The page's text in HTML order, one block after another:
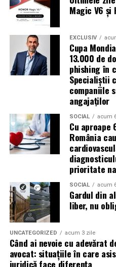
Mihaela Antocheactivează
Crede că informația
doar atunci când vine de la o
De ce contează
doar activitatea
Campania „Aleg să fiu
este doar despre fotografie.
care fiecare dintre aceste
mai lase calitatea muncii lor
păzit.
România are sute de mii de
dintre cei care ar beneficia
nu pentru că nu le caută, ci
Vizibilitatea profesională nu
din afacere.
Asociația Antreprenoare.ro
campanie, o arhivă de
Magic V6 și
EXCLUSIV
Cupa
13.000 de
phishing în
Specialiștii
companiile
angajaților
SOCIAL acum
Cu aproape
România
prioritate
SOCIAL acum
Gardul din
liber, nu
UNCATEGORIZED acum 3 zile
Când ai nevoie cu adevărat
avocat: situațiile în care
juridică face diferența